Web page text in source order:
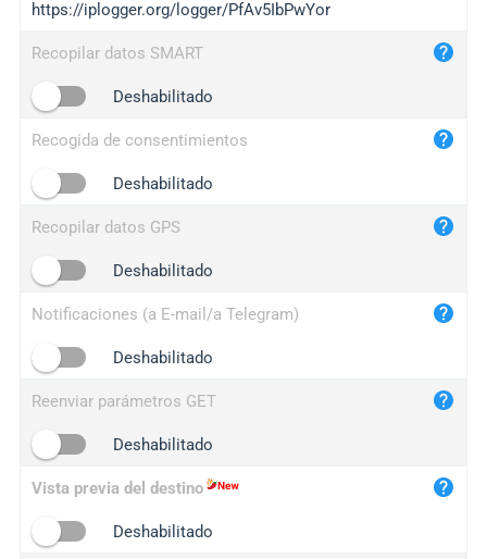
iplogger.com
maper.info
2no.co
yip.su
iplogger.info
https://iplogger.org/logger/PfAv5IbPwYor
Recopilar datos SMART
Deshabilitado
Recogida de consentimientos
Deshabilitado
Recopilar datos GPS
Deshabilitado
Notificaciones (a E-mail/a Telegram)
Deshabilitado
Reenviar parámetros GET
Deshabilitado
Vista previa del destino
Deshabilitado